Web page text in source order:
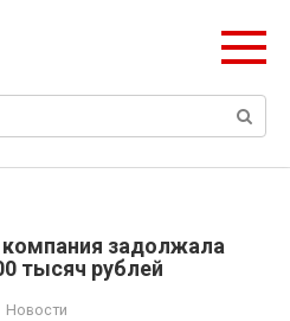
компания задолжала
тысяч рублей
Новости